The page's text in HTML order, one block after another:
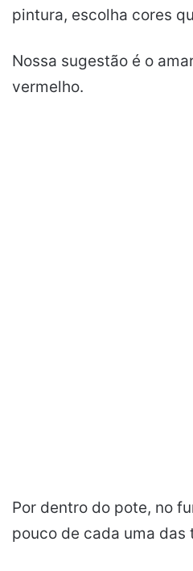
pintura, escolha cores
Nossa sugestão é o
vermelho.
Por dentro do pote, no
pouco de cada uma das